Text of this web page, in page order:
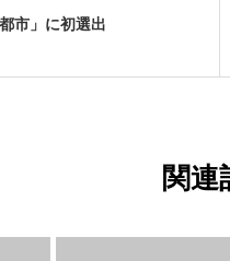
市」に初選出
関連